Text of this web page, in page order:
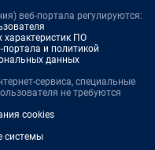
веб-портала регулируются:
ПО
и политикой
данных
сервиса, специальные
не требуются
cookies
системы